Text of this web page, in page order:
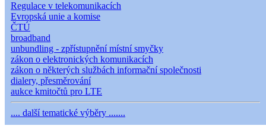
Regulace v telekomunikacích
Evropská unie a komise
ČTÚ
broadband
unbundling - zpřístupnění místní smyčky
zákon o elektronických komunikacích
zákon o některých službách informační společnosti
dialery, přesměrování
aukce kmitočtů pro LTE
.... další tematické výběry .......